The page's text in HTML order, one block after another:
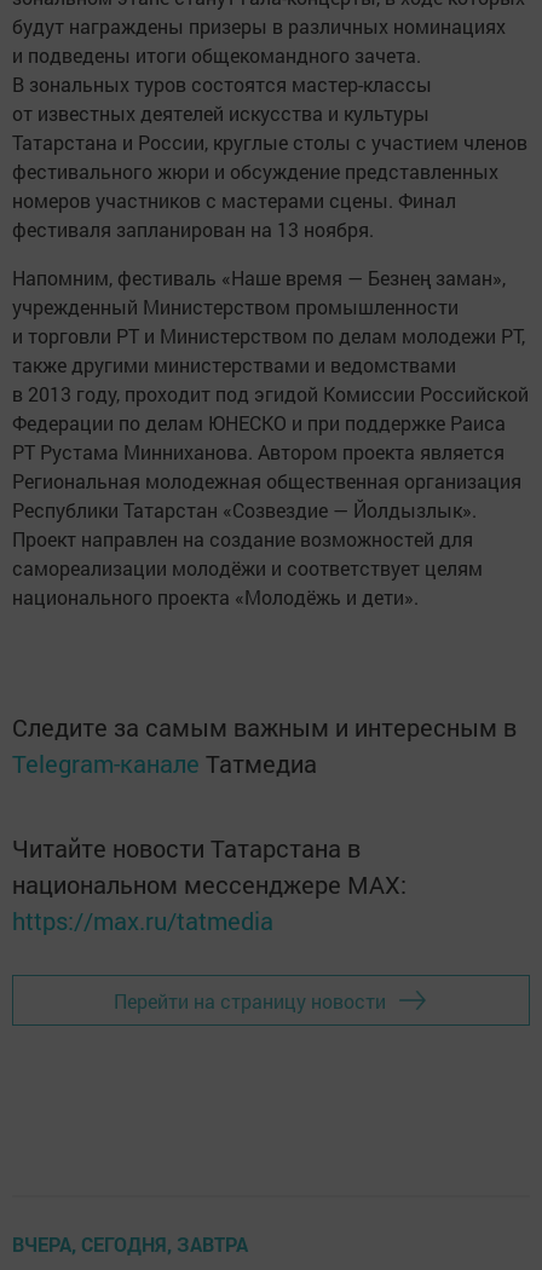
будут награждены призеры в различных номинациях
и подведены итоги общекомандного зачета.
В зональных туров состоятся мастер-классы
от известных деятелей искусства и культуры
Татарстана и России, круглые столы с участием членов
фестивального жюри и обсуждение представленных
номеров участников с мастерами сцены. Финал
фестиваля запланирован на 13 ноября.
Напомним, фестиваль «Наше время — Безнең заман»,
учрежденный Министерством промышленности
и торговли РТ и Министерством по делам молодежи РТ,
также другими министерствами и ведомствами
в 2013 году, проходит под эгидой Комиссии Российской
Федерации по делам ЮНЕСКО и при поддержке Раиса
РТ Рустама Минниханова. Автором проекта является
Региональная молодежная общественная организация
Республики Татарстан «Созвездие — Йолдызлык».
Проект направлен на создание возможностей для
самореализации молодёжи и соответствует целям
национального проекта «Молодёжь и дети».
Следите за самым важным и интересным в
Telegram-канале Татмедиа
Читайте новости Татарстана в
национальном мессенджере MАХ:
https://max.ru/tatmedia
Перейти на страницу новости
ВЧЕРА, СЕГОДНЯ, ЗАВТРА